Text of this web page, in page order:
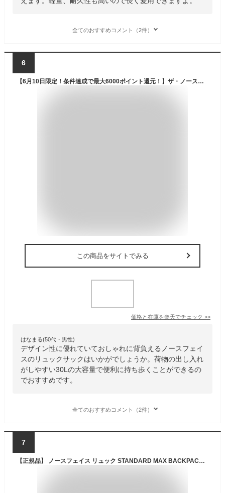
全てのおすすめコメント（2件）
6
【6月10日限定！条件達成で最大6000ポイント還元！】ザ・ノース・フェイス リュック 30L メンズ レディース BCヒューズボックス2 BC Fuse Box II ブラック NM82255 K THE NORTH FACE バックパック バッグ ノースフェイス
この商品をサイトでみる
価格と在庫を楽天でチェック >>
はなまる(50代・男性)
デザイン性に優れていておしゃれに背負えるノースフェイ
スのリュックサックはいかがでしょうか。荷物の出し入れ
がしやすい30Lの大容量で便利に持ち歩くことができるの
でおすすめです。
全てのおすすめコメント（2件）
7
【正規品】 ノースフェイス リュック STANDARD MAX BACKPACK ☆ 29L 大容量 収納力 かばん ポーチ ノートパソコン メンズ レディース 韓国 韓国ファッション THE NORTH FACE 【関税込/送料無料】